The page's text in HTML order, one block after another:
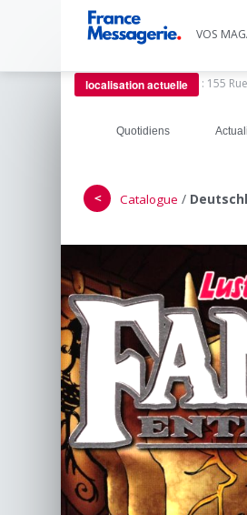
VOS
localisation actuelle : 155
Quotidiens
＜ Catalogue /